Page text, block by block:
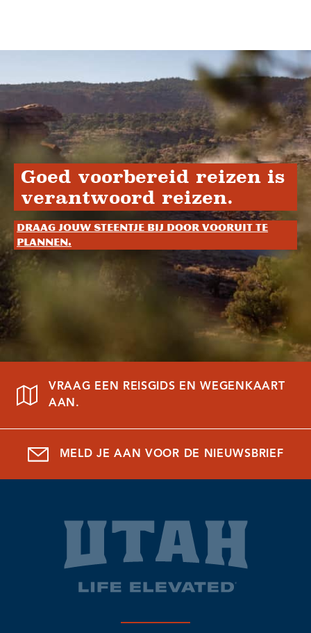
Goed voorbereid reizen is
verantwoord reizen.
Draag jouw steentje bij door vooruit te
plannen.
VRAAG EEN REISGIDS EN WEGENKAART
AAN.
MELD JE AAN VOOR DE NIEUWSBRIEF